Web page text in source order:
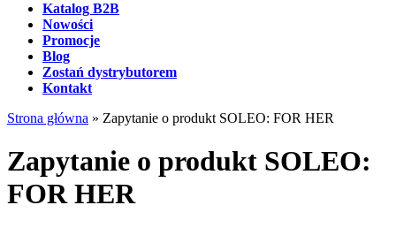
Katalog B2B
Nowości
Promocje
Blog
Zostań dystrybutorem
Kontakt
Strona główna » Zapytanie o produkt SOLEO: FOR HER
Zapytanie o produkt SOLEO:
FOR HER